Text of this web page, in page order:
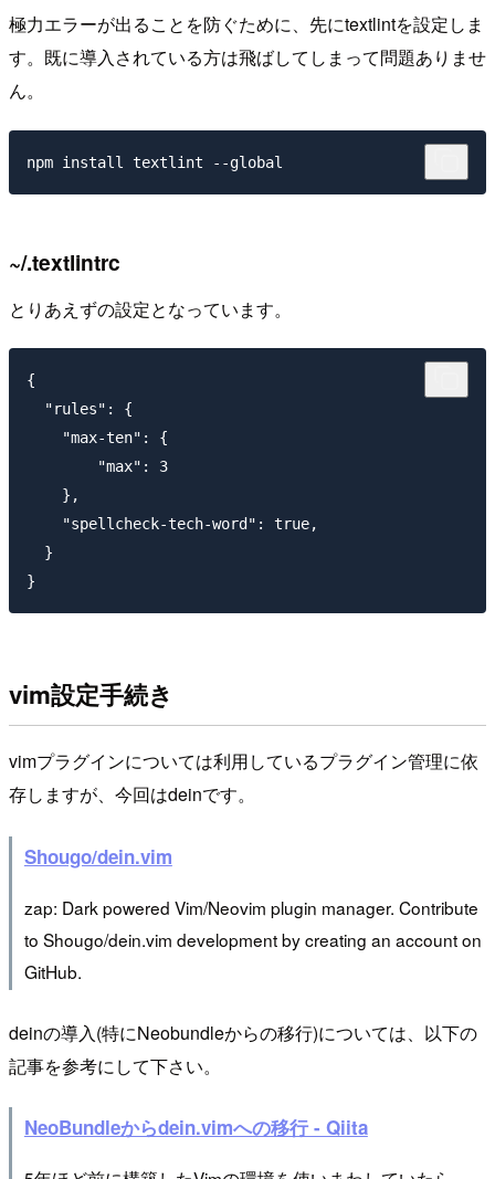
極力エラーが出ることを防ぐために、先にtextlintを設定しま
す。既に導入されている方は飛ばしてしまって問題ありませ
ん。
~/.textlintrc
とりあえずの設定となっています。
{
  "rules": {
    "max-ten": {
        "max": 3
    },
    "spellcheck-tech-word": true,
  }
vim設定手続き
vimプラグインについては利用しているプラグイン管理に依
存しますが、今回はdeinです。
Shougo/dein.vim
zap: Dark powered Vim/Neovim plugin manager. Contribute
to Shougo/dein.vim development by creating an account on
GitHub.
deinの導入(特にNeobundleからの移行)については、以下の
記事を参考にして下さい。
NeoBundleからdein.vimへの移行 - Qiita